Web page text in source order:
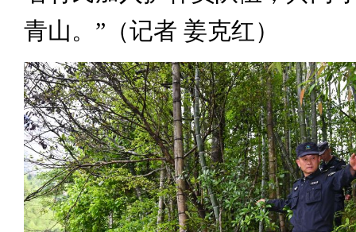
青山。”（记者 姜克红）